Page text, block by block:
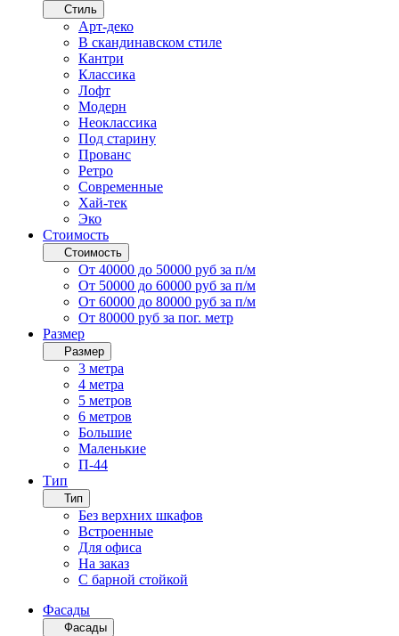
Стиль
Арт-деко
В скандинавском стиле
Кантри
Классика
Лофт
Модерн
Неоклассика
Под старину
Прованс
Ретро
Современные
Хай-тек
Эко
Стоимость
Стоимость
От 40000 до 50000 руб за п/м
От 50000 до 60000 руб за п/м
От 60000 до 80000 руб за п/м
От 80000 руб за пог. метр
Размер
Размер
3 метра
4 метра
5 метров
6 метров
Большие
Маленькие
П-44
Тип
Тип
Без верхних шкафов
Встроенные
Для офиса
На заказ
С барной стойкой
Фасады
Фасады